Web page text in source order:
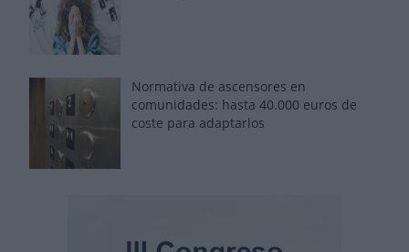
Normativa de ascensores en
comunidades: hasta 40.000 euros de
coste para adaptarlos